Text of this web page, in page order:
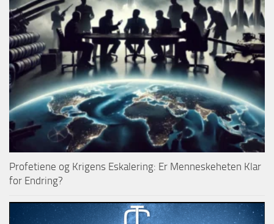
Profetiene og Krigens Eskalering: Er Menneskeheten Klar
for Endring?